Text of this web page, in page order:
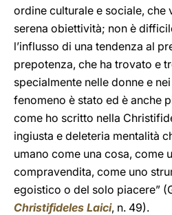
ordine culturale e sociale, che
serena obiettività; non è
l’influsso di una tendenza al
prepotenza, che ha trovato e
specialmente nelle donne e
fenomeno è stato ed è anche
come ho scritto nella
ingiusta e deleteria mentalità
umano come una cosa, come
compravendita, come uno
egoistico o del solo piacere”
Christifideles Laici, n. 49).